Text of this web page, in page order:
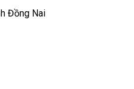
Đồng Nai